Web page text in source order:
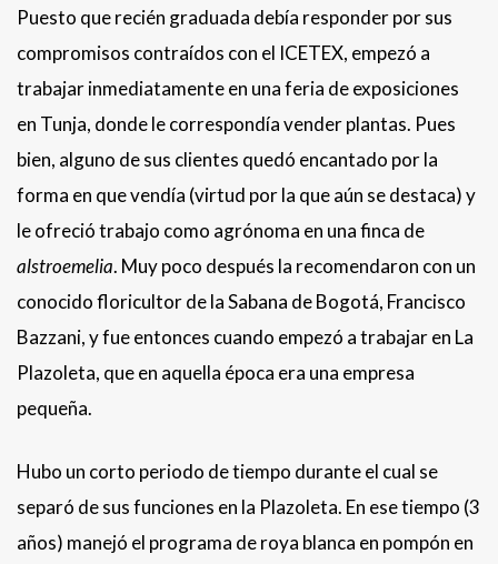
Puesto que recién graduada debía responder por sus
compromisos contraídos con el ICETEX, empezó a
trabajar inmediatamente en una feria de exposiciones
en Tunja, donde le correspondía vender plantas. Pues
bien, alguno de sus clientes quedó encantado por la
forma en que vendía (virtud por la que aún se destaca) y
le ofreció trabajo como agrónoma en una finca de
alstroemelia. Muy poco después la recomendaron con un
conocido floricultor de la Sabana de Bogotá, Francisco
Bazzani, y fue entonces cuando empezó a trabajar en La
Plazoleta, que en aquella época era una empresa
pequeña.
Hubo un corto periodo de tiempo durante el cual se
separó de sus funciones en la Plazoleta. En ese tiempo (3
años) manejó el programa de roya blanca en pompón en